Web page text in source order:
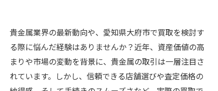
貴金属業界の最新動向や、愛知県大府市で買取を検討す
る際に悩んだ経験はありませんか？近年、資産価値の高
まりや市場の変動を背景に、貴金属の取引は一層注目さ
れています。しかし、信頼できる店舗選びや査定価格の